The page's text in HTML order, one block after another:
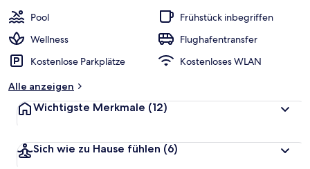
Pool
Frühstück inbegriffen
Wellness
Flughafentransfer
Kostenlose Parkplätze
Kostenloses WLAN
Alle anzeigen
Wichtigste Merkmale (12)
Sich wie zu Hause fühlen (6)